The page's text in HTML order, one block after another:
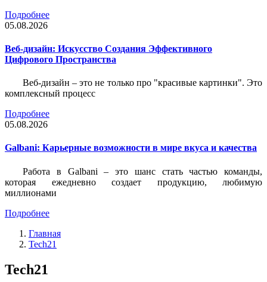
Подробнее
05.08.2026
Веб-дизайн: Искусство Создания Эффективного
Цифрового Пространства
Веб-дизайн – это не только про "красивые картинки". Это
комплексный процесс
Подробнее
05.08.2026
Galbani: Карьерные возможности в мире вкуса и качества
Работа в Galbani – это шанс стать частью команды,
которая ежедневно создает продукцию, любимую
миллионами
Подробнее
Главная
Tech21
Tech21